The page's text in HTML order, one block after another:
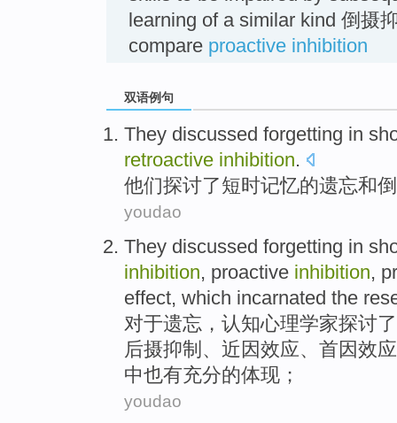
learning of a similar kind 倒摄
compare proactive inhibition
双语例句
They discussed forgetting in
retroactive inhibition.
他们探讨了短时记忆的遗忘和
youdao
They discussed forgetting in
inhibition, proactive inhibition,
effect, which incarnated the
对于遗忘 ，认知心理学家探讨了
后摄抑制、 近因效应、首因效
中也有充分的体现 ；
youdao